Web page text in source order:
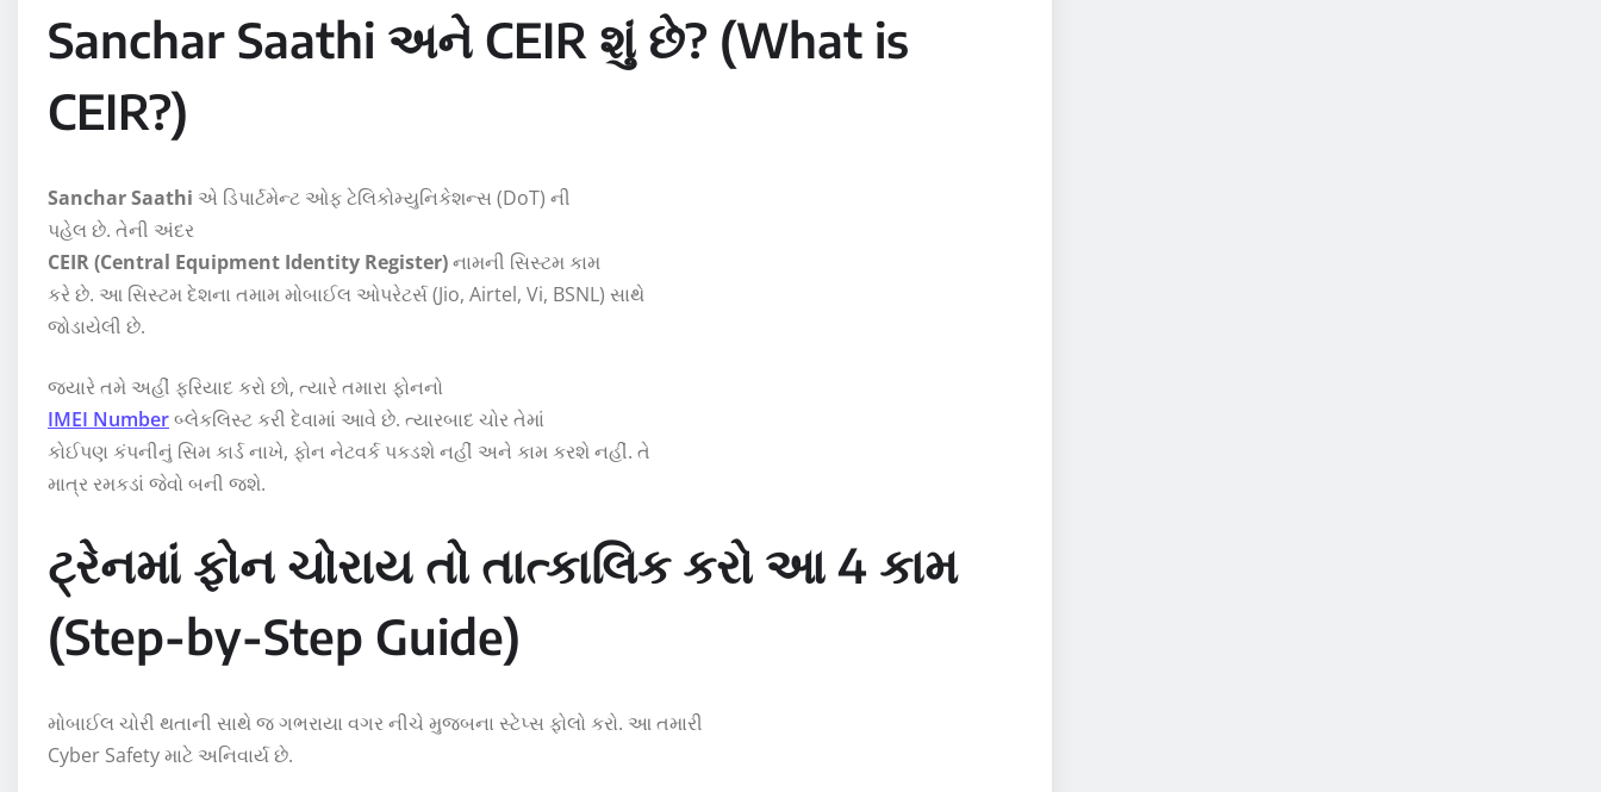
Sanchar Saathi અને CEIR શું છે? (What is
CEIR?)
Sanchar Saathi એ ડિપાર્ટમેન્ટ ઓફ ટેલિકોમ્યુનિકેશન્સ (DoT) ની
પહેલ છે. તેની અંદર
CEIR (Central Equipment Identity Register)નામની સિસ્ટમ કામ
કરે છે. આ સિસ્ટમ દેશના તમામ મોબાઈલ ઓપરેટર્સ (Jio, Airtel, Vi, BSNL) સાથે
જોડાયેલી છે.
જ્યારે તમે અહીં ફરિયાદ કરો છો, ત્યારે તમારા ફોનનો
IMEI Numberબ્લેકલિસ્ટ કરી દેવામાં આવે છે. ત્યારબાદ ચોર તેમાં
કોઈપણ કંપનીનું સિમ કાર્ડ નાખે, ફોન નેટવર્ક પકડશે નહીં અને કામ કરશે નહીં. તે
માત્ર રમકડાં જેવો બની જશે.
ટ્રેનમાં ફોન ચોરાય તો તાત્કાલિક કરો આ 4 કામ
(Step-by-Step Guide)
મોબાઈલ ચોરી થતાની સાથે જ ગભરાયા વગર નીચે મુજબના સ્ટેપ્સ ફોલો કરો. આ તમારી
Cyber Safetyમાટે અનિવાર્ય છે.